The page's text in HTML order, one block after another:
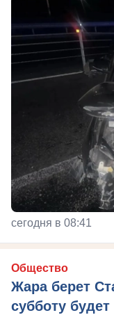
сегодня в 08:41
Общество
Жара берет
субботу будет